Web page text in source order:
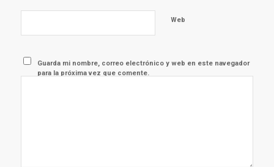
Web
Guarda mi nombre, correo electrónico y web en este navegador
para la próxima vez que comente.